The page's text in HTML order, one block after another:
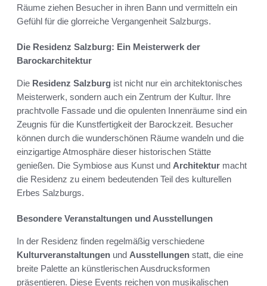
Räume ziehen Besucher in ihren Bann und vermitteln ein
Gefühl für die glorreiche Vergangenheit Salzburgs.
Die Residenz Salzburg: Ein Meisterwerk der
Barockarchitektur
Die Residenz Salzburg ist nicht nur ein architektonisches
Meisterwerk, sondern auch ein Zentrum der Kultur. Ihre
prachtvolle Fassade und die opulenten Innenräume sind ein
Zeugnis für die Kunstfertigkeit der Barockzeit. Besucher
können durch die wunderschönen Räume wandeln und die
einzigartige Atmosphäre dieser historischen Stätte
genießen. Die Symbiose aus Kunst und Architektur macht
die Residenz zu einem bedeutenden Teil des kulturellen
Erbes Salzburgs.
Besondere Veranstaltungen und Ausstellungen
In der Residenz finden regelmäßig verschiedene
Kulturveranstaltungen und Ausstellungen statt, die eine
breite Palette an künstlerischen Ausdrucksformen
präsentieren. Diese Events reichen von musikalischen